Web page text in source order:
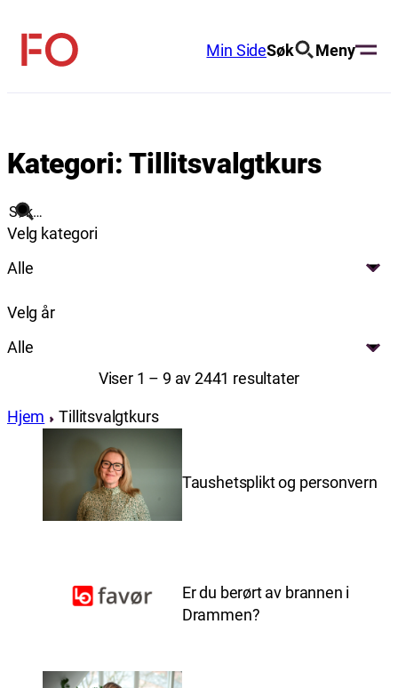
innhold
FO
Min SideSøk Meny
Kategori:Tillitsvalgtkurs
Søk
Velg kategori
Alle
Velg år
Alle
Viser 1 – 9 av 2441 resultater
Hjem Tillitsvalgtkurs
Taushetsplikt og personvern
Er du berørt av brannen i
Drammen?